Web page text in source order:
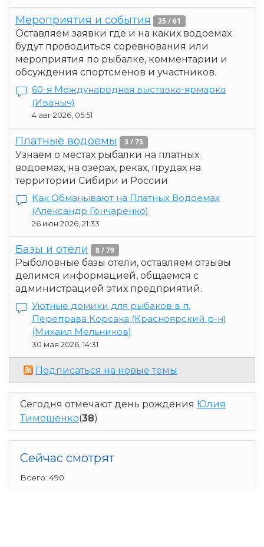
Мероприятия и события 25 / 61
Оставляем заявки где и на каких водоемах
будут проводиться соревнования или
мероприятия по рыбалке, комментарии и
обсуждения спортсменов и участников.
60-я Международная выставка-ярмарка
(Иваныч)
4 авг 2026, 05:51
Платные водоемы 3 / 75
Узнаем о местах рыбалки на платных
водоемах, на озерах, реках, прудах на
территории Сибири и России
Как Обманывают на Платных Водоемах
(Александр Гончаренко)
26 июн 2026, 21:33
Базы и отели 8 / 79
Рыболовные базы отели, оставляем отзывы
делимся информацией, общаемся с
администрацией этих предприятий.
Уютные домики для рыбаков в п.
Переправа Корсака (Красноярский р-н)
(Михаил Мельников)
30 мая 2026, 14:31
Подписаться на новые темы
Сегодня отмечают день рождения Юлия
Тимошенко(38)
Сейчас смотрят
Всего: 490